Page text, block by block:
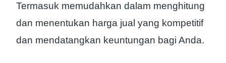
Termasuk memudahkan dalam menghitung
dan menentukan harga jual yang kompetitif
dan mendatangkan keuntungan bagi Anda.